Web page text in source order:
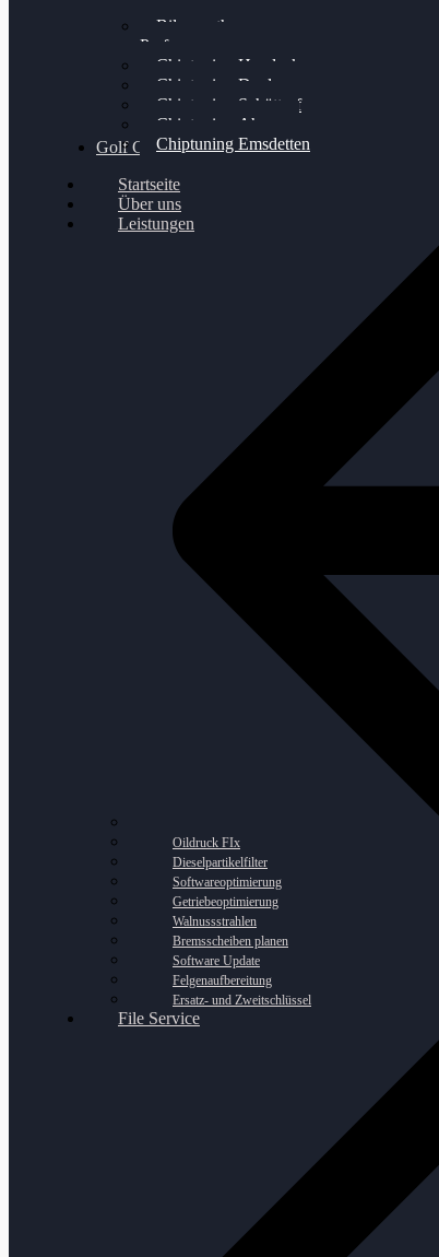
Bilgenroth
Performance
Chiptuning Herzlacke
Chiptuning Duelmen
Chiptuning Schüttorf
Chiptuning Ahaus
Chiptuning Emsdetten
Golf Gewinnspiel
Startseite
Über uns
Leistungen
Oildruck FIx
Dieselpartikelfilter
Softwareoptimierung
Getriebeoptimierung
Walnussstrahlen
Bremsscheiben planen
Software Update
Felgenaufbereitung
Ersatz- und Zweitschlüssel
File Service